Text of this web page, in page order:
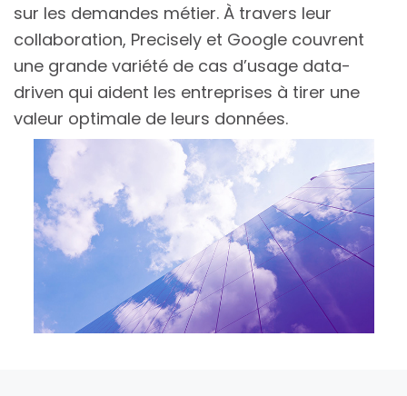
sur les demandes métier. À travers leur
collaboration, Precisely et Google couvrent
une grande variété de cas d’usage data-
driven qui aident les entreprises à tirer une
valeur optimale de leurs données.